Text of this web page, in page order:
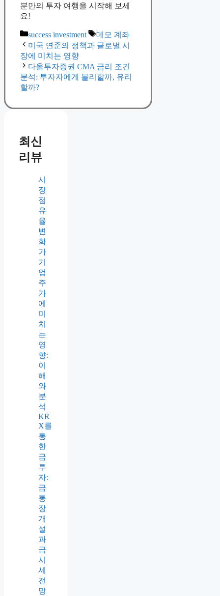
분만의 투자 여행을 시작해 보세
요!
Categories
success investment Tags
데모 계좌
미국 연준의 정책과 글로벌 시
장에 미치는 영향
다올투자증권 CMA 금리 조건
분석: 투자자에게 불리할까, 유리
할까?
최신
리뷰
시
장
점
유
율
변
화
가
기
업
주
가
에
미
치
는
영
향:
이
해
와
분
석
KR
X를
통
한
금
투
자:
금
통
장
개
설
과
금
시
세
전
망